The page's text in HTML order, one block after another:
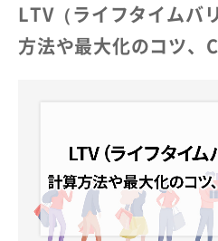
LTV（ライフタイムバ
方法や最大化のコツ、